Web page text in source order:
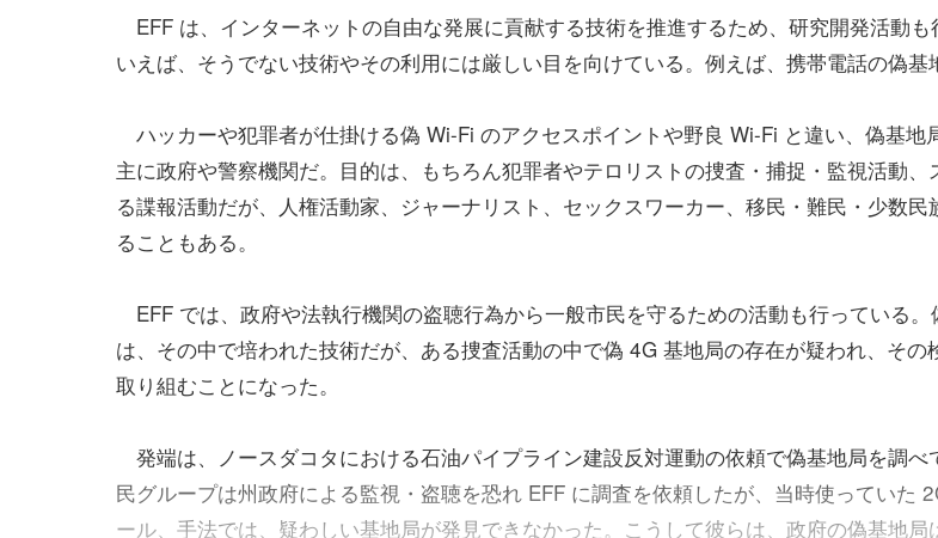
EFF は、インターネットの自由な発展に貢献する技術を推進するため、研究開発活動も
いえば、そうでない技術やその利用には厳しい目を向けている。例えば、携帯電話の偽基
ハッカーや犯罪者が仕掛ける偽 Wi-Fi のアクセスポイントや野良 Wi-Fi と違い、偽基地
主に政府や警察機関だ。目的は、もちろん犯罪者やテロリストの捜査・捕捉・監視活動、
る諜報活動だが、人権活動家、ジャーナリスト、セックスワーカー、移民・難民・少数民
ることもある。
EFF では、政府や法執行機関の盗聴行為から一般市民を守るための活動も行っている。
は、その中で培われた技術だが、ある捜査活動の中で偽 4G 基地局の存在が疑われ、その
取り組むことになった。
発端は、ノースダコタにおける石油パイプライン建設反対運動の依頼で偽基地局を調べ
民グループは州政府による監視・盗聴を恐れ EFF に調査を依頼したが、当時使っていた
ール、手法では、疑わしい基地局が発見できなかった。こうして彼らは、政府の偽基地局